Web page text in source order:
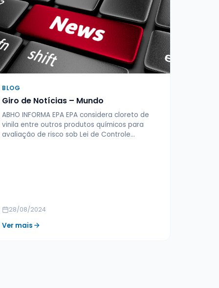
BLOG
Giro de Notícias – Mundo
ABHO INFORMA EPA EPA considera cloreto de
vinila entre outros produtos químicos para
avaliação de risco sob Lei de Controle…
28/08/2024
Ver mais